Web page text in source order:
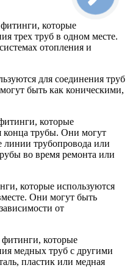
которые
трех труб в одном месте.
отопления и
для соединения труб
быть как коническими,
которые
конца трубы. Они могут
линии трубопровода или
во время ремонта или
которые используются
Они могут быть
от
которые
медных труб с другими
пластик или медная